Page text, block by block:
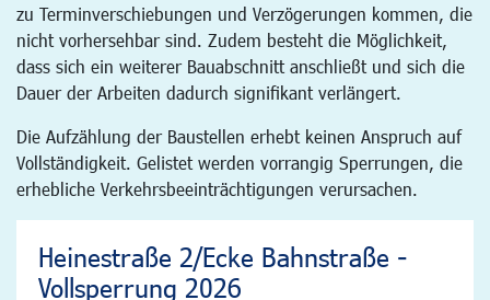
zu Terminverschiebungen und Verzögerungen kommen, die
nicht vorhersehbar sind. Zudem besteht die Möglichkeit,
dass sich ein weiterer Bauabschnitt anschließt und sich die
Dauer der Arbeiten dadurch signifikant verlängert.
Die Aufzählung der Baustellen erhebt keinen Anspruch auf
Vollständigkeit. Gelistet werden vorrangig Sperrungen, die
erhebliche Verkehrsbeeinträchtigungen verursachen.
Heinestraße 2/Ecke Bahnstraße -
Vollsperrung 2026